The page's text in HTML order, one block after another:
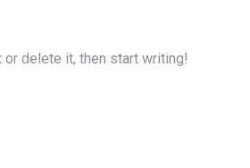
delete it, then start writing!